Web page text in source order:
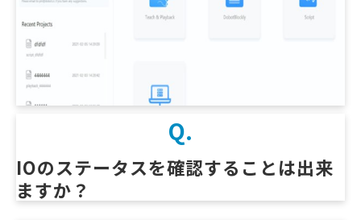
Q.
IOのステータスを確認することは出来
ますか？